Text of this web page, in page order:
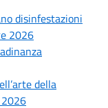
disinfestazioni
2026
della